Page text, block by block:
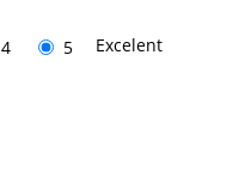
4 5 Excelent